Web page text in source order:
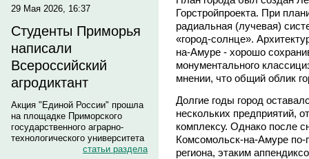
29 Мая 2026, 16:37
Студенты Приморья
написали
Всероссийский
агродиктант
Акция "Единой России" прошла
на площадке Приморского
государственного аграрно-
технологического университета
статьи раздела
Горстройпроекта. При
радиальная (лучевая)
«город-солнце».
на-Амуре - хорошо
монументального
мнении, что общий облик
Долгие годы город
нескольких предприятий,
комплексу. Однако после
Комсомольск-на-Амуре по-
региона, этаким